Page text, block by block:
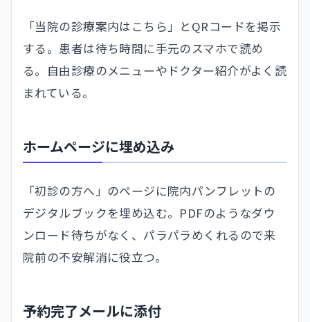
「当院の診療案内はこちら」とQRコードを掲示
する。患者は待ち時間に手元のスマホで読め
る。自由診療のメニューやドクター紹介がよく読
まれている。
ホームページに埋め込み
「初診の方へ」のページに院内パンフレットの
デジタルブックを埋め込む。PDFのようなダウ
ンロード待ちがなく、パラパラめくれるので来
院前の不安解消に役立つ。
予約完了メールに添付